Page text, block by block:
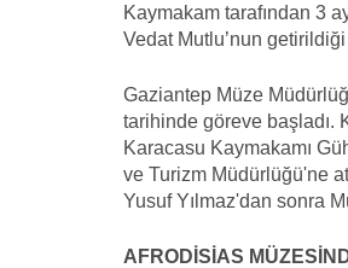
Kaymakam tarafından 3
Vedat Mutlu’nun
Gaziantep Müze
tarihinde göreve başladı.
Karacasu Kaymakamı
ve Turizm Müdürlüğü'ne
Yusuf Yılmaz'dan sonra
AFRODİSİAS